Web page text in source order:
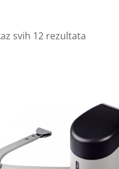
svih 12 rezultata